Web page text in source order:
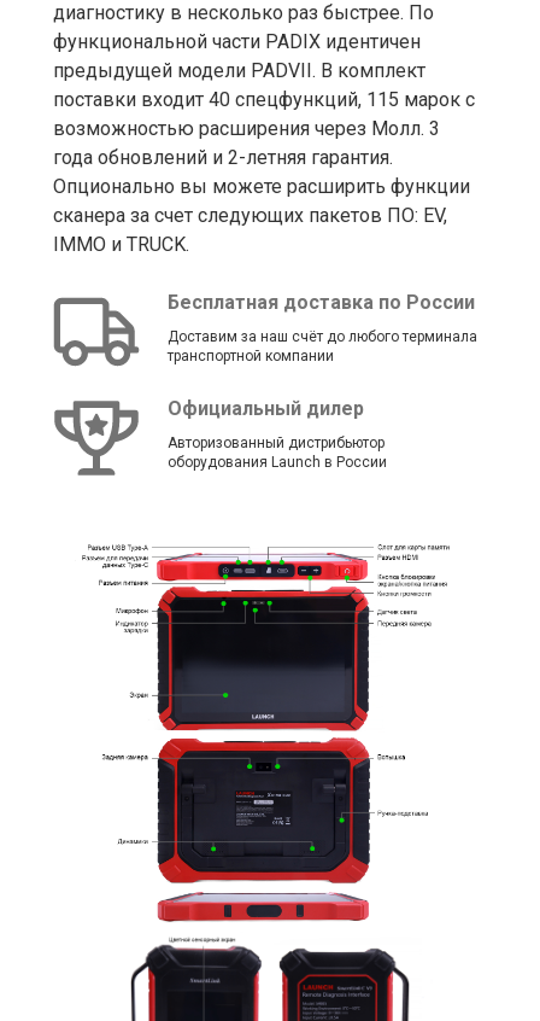
диагностику в несколько раз быстрее. По
функциональной части PADIX идентичен
предыдущей модели PADVII. В комплект
поставки входит 40 спецфункций, 115 марок с
возможностью расширения через Молл. 3
года обновлений и 2-летняя гарантия.
Опционально вы можете расширить функции
сканера за счет следующих пакетов ПО: EV,
IMMO и TRUCK.
Бесплатная доставка по России
Доставим за наш счёт до любого терминала
транспортной компании
Официальный дилер
Авторизованный дистрибьютор
оборудования Launch в России